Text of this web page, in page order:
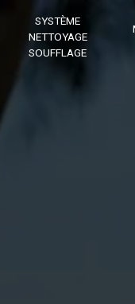
SYSTÈME
NETTOYAGE
SOUFFLAGE